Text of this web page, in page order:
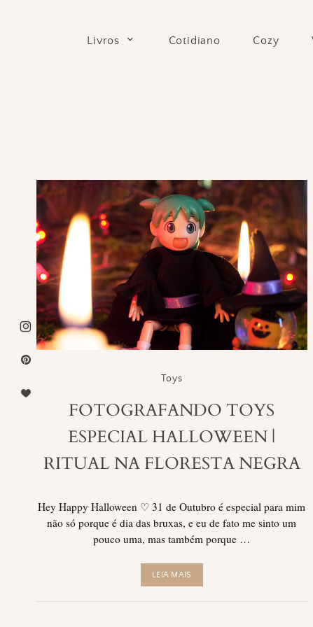
Livros Cotidiano Cozy
Toys
FOTOGRAFANDO TOYS
ESPECIAL HALLOWEEN |
RITUAL NA FLORESTA NEGRA
Hey Happy Halloween ♡ 31 de Outubro é especial para mim
não só porque é dia das bruxas, e eu de fato me sinto um
pouco uma, mas também porque …
LEIA MAIS